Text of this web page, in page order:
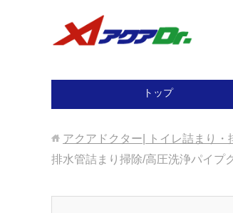
トップ
アクアドクター| トイレ詰まり
排水管詰まり掃除/高圧洗浄パイプ